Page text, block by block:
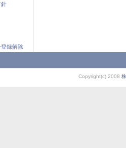
針
登録解除
Copyright(c) 2008